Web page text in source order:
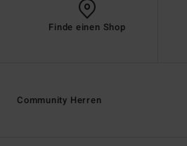
Finde einen Shop
Community Herren